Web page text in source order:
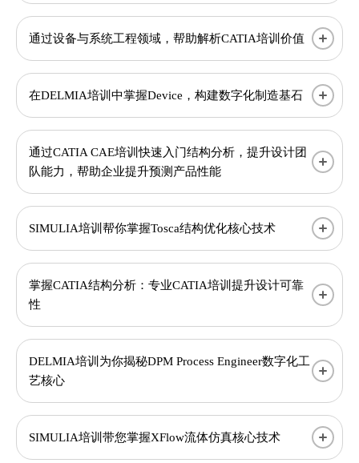
通过设备与系统工程领域，帮助解析CATIA培训价值
在DELMIA培训中掌握Device，构建数字化制造基石
​通过CATIA CAE培训快速入门结构分析，提升设计团
队能力，帮助企业提升预测产品性能
SIMULIA培训帮你掌握Tosca结构优化核心技术
掌握CATIA结构分析：专业CATIA培训提升设计可靠
性
DELMIA培训为你揭秘DPM Process Engineer数字化工
艺核心
SIMULIA培训带您掌握XFlow流体仿真核心技术​​